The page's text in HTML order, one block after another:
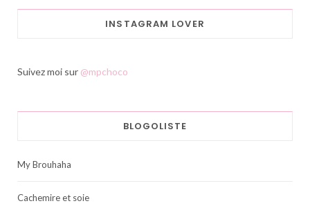
INSTAGRAM LOVER
Suivez moi sur @mpchoco
BLOGOLISTE
My Brouhaha
Cachemire et soie